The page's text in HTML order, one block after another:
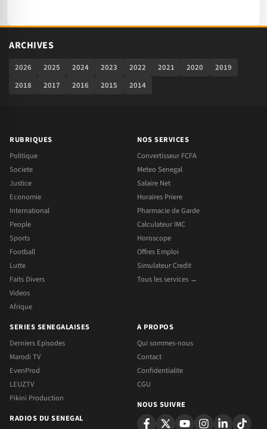
ARCHIVES
2026 2025 2024 2023 2022 2021 2020
2019
2018
2017 2016 2015 2014
RUBRIQUES
Politique
Societe
Justice
Economie
International
People
Sports
Football
Lutte
Faits Divers
Videos
Afrique
NOS SERVICES
Convertisseur FCFA
Meteo Senegal
Salaire Net
Horaires Priere
Pharmacie de Garde
Calculateur IMC
Horoscope
Offres Emploi
Simulateur Credit
Tous les services →
SERIES SENEGALAISES
Derniers Episodes
Marodi TV
EvenProd
LEUZTV
Pikini Production
RADIOS DU SENEGAL
A PROPOS
Qui sommes-nous
Contact
Confidentialite
CGU
NOUS SUIVRE